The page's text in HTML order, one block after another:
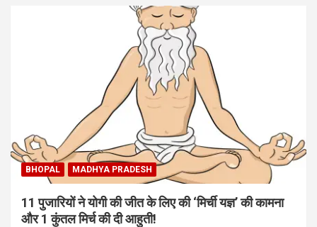
BHOPAL MADHYA PRADESH
11 पुजारियों ने योगी की जीत के लिए की ‘मिर्ची यज्ञ’ की कामना
और 1 कुंतल मिर्च की दी आहुती!